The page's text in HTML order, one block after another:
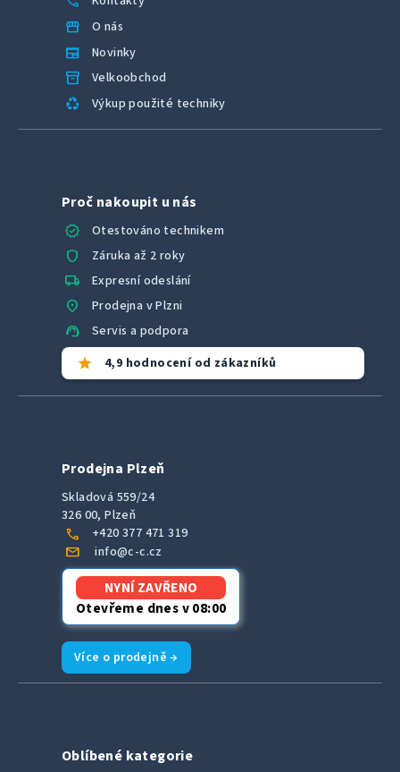
storefront O nás
newspaper Novinky
inventory_2 Velkoobchod
recycling Výkup použité techniky
Proč nakoupit u nás
verified
Otestováno technikem
shield Záruka až 2 roky
local_shipping Expresní odeslání
location_on Prodejna v Plzni
support_agent Servis a podpora
star 4,9 hodnocení od zákazníků
Prodejna Plzeň
Skladová 559/24
326 00, Plzeň
call +420 377 471 319
mail info@c-c.cz
NYNÍ ZAVŘENO
Otevřeme dnes v 08:00
Více o prodejně →
Oblíbené kategorie